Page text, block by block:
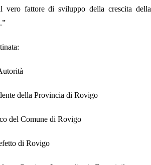
vero fattore di sviluppo della crescita della
della Provincia di Rovigo
del Comune di Rovigo
di Rovigo